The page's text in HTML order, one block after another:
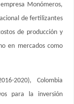
Monómeros,
de fertilizantes
de producción y
en mercados como
2020), Colombia
para la inversión